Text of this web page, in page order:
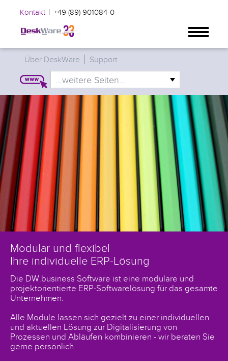
Kontakt | +49 (89) 901084-0
Über DeskWare Support
...weitere Seiten...
Modular und flexibel
Ihre individuelle ERP-Lösung
Die DW.business Software ist eine modulare und
projektorientierte ERP-Softwarelösung für das gesamte
Unternehmen.
Alle Module lassen sich gezielt zu einer individuellen
und aktuellen Lösung zur Digitalisierung von
Prozessen und Abläufen kombinieren - wir beraten Sie
gerne persönlich.